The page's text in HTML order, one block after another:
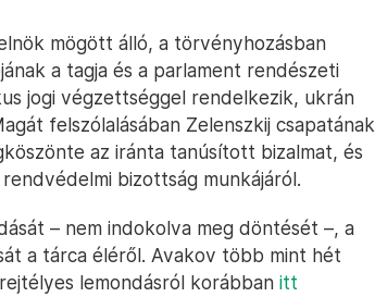
mögött álló, a törvényhozásban
a tagja és a parlament rendészeti
jogi végzettséggel rendelkezik, ukrán
felszólalásában Zelenszkij csapatának
az iránta tanúsított bizalmat, és
bizottság munkájáról.
– nem indokolva meg döntését –, a
a tárca éléről. Avakov több mint hét
lemondásról korábban itt